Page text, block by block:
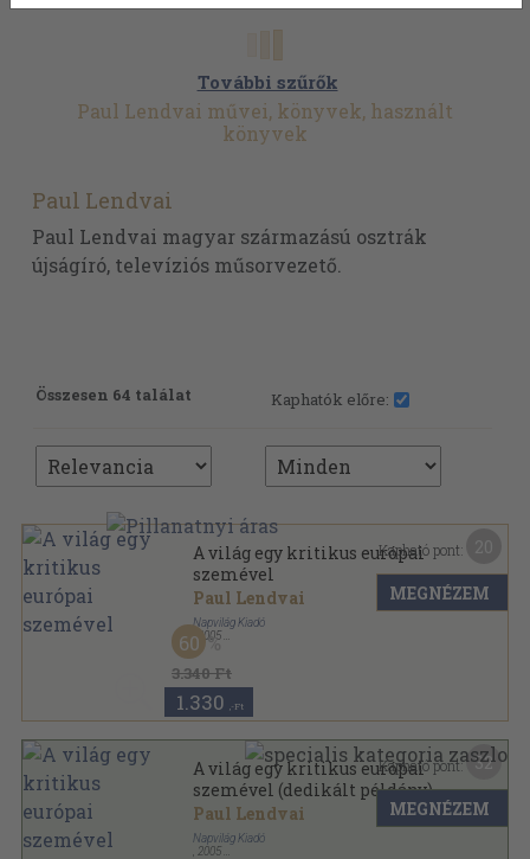
További szűrők
Paul Lendvai művei, könyvek, használt
könyvek
Paul Lendvai
Paul Lendvai magyar származású osztrák
újságíró, televíziós műsorvezető.
Összesen 64 találat Kaphatók előre:
A világ egy kritikus európai
szemével
Paul Lendvai
Napvilág Kiadó
, 2005
Fűzött kemény papírkötés
3.340 Ft
60
1.330 ,-Ft
Kapható pont:
MEGNÉZEM
A világ egy kritikus európai
szemével (dedikált példány)
Paul Lendvai
Napvilág Kiadó
2005
Kapható pont: 32
MEGNÉZEM